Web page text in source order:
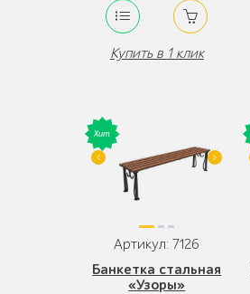
Купить в 1 клик
Артикул: 7126
Банкетка стальная
«Узоры»